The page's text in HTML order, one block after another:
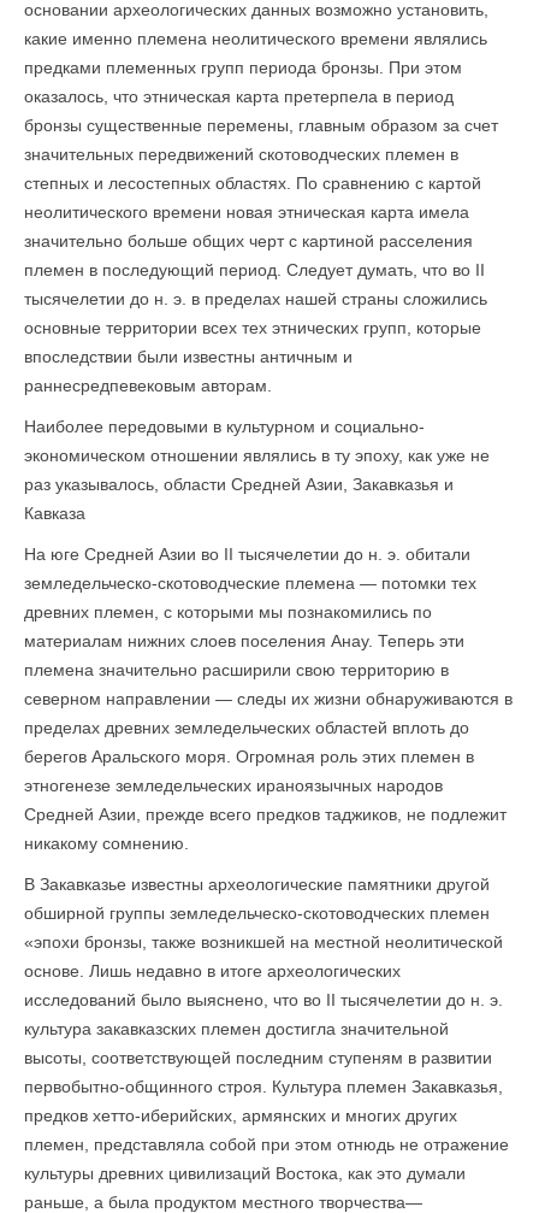
основании археологических данных возможно установить,
какие именно племена неолитического времени являлись
предками племенных групп периода бронзы. При этом
оказалось, что этническая карта претерпела в период
бронзы существенные перемены, главным образом за счет
значительных передвижений скотоводческих племен в
степных и лесостепных областях. По сравнению с картой
неолитического времени новая этническая карта имела
значительно больше общих черт с картиной расселения
племен в последующий период. Следует думать, что во II
тысячелетии до н. э. в пределах нашей страны сложились
основные территории всех тех этнических групп, которые
впоследствии были известны античным и
раннесредпевековым авторам.
Наиболее передовыми в культурном и социально-
экономическом отношении являлись в ту эпоху, как уже не
раз указывалось, области Средней Азии, Закавказья и
Кавказа
На юге Средней Азии во II тысячелетии до н. э. обитали
земледель­ческо-скотоводческие племена — потомки тех
древних племен, с которыми мы познакомились по
материалам нижних слоев поселения Анау. Теперь эти
племена значительно расширили свою территорию в
северном направлении — следы их жизни обнаруживаются в
пределах древних земледельческих областей вплоть до
берегов Аральского моря. Огромная роль этих племен в
этногенезе земледельческих ираноязычных народов
Средней Азии, прежде всего предков таджиков, не подлежит
никакому сомнению.
В Закавказье известны археологические памятники другой
обширной группы земледельческо-скотоводческих племен
«эпохи бронзы, также возникшей на местной неолитической
основе. Лишь недавно в итоге археологических
исследований было выяснено, что во II тысячелетии до н. э.
культура закавказских племен достигла значительной
высоты, соответствующей последним ступеням в развитии
первобытно-общинного строя. Культура племен Закавказья,
предков хетто-иберийских, армян­ских и многих других
племен, представляла собой при этом отнюдь не отражение
культуры древних цивилизаций Востока, как это думали
раньше, а была продуктом местного творчества—